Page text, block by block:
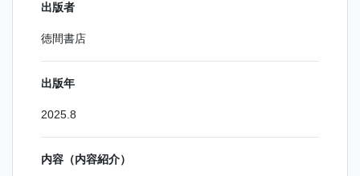
出版者
徳間書店
出版年
2025.8
内容（内容紹介）